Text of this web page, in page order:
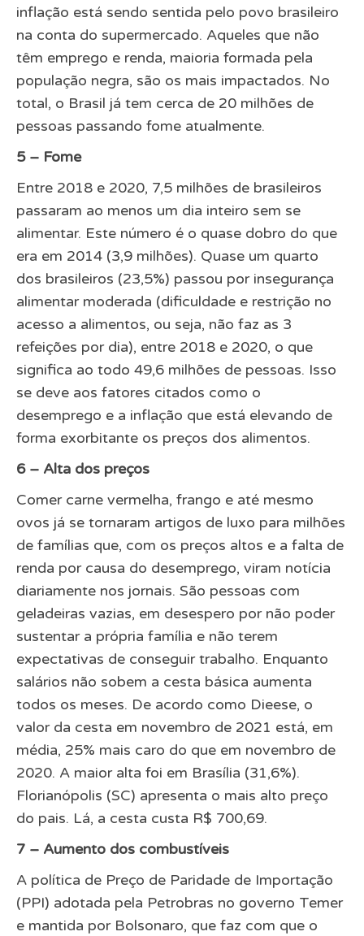
inflação está sendo sentida pelo povo brasileiro
na conta do supermercado. Aqueles que não
têm emprego e renda, maioria formada pela
população negra, são os mais impactados. No
total, o Brasil já tem cerca de 20 milhões de
pessoas passando fome atualmente.
5 – Fome
Entre 2018 e 2020, 7,5 milhões de brasileiros
passaram ao menos um dia inteiro sem se
alimentar. Este número é o quase dobro do que
era em 2014 (3,9 milhões). Quase um quarto
dos brasileiros (23,5%) passou por insegurança
alimentar moderada (dificuldade e restrição no
acesso a alimentos, ou seja, não faz as 3
refeições por dia), entre 2018 e 2020, o que
significa ao todo 49,6 milhões de pessoas. Isso
se deve aos fatores citados como o
desemprego e a inflação que está elevando de
forma exorbitante os preços dos alimentos.
6 – Alta dos preços
Comer carne vermelha, frango e até mesmo
ovos já se tornaram artigos de luxo para milhões
de famílias que, com os preços altos e a falta de
renda por causa do desemprego, viram notícia
diariamente nos jornais. São pessoas com
geladeiras vazias, em desespero por não poder
sustentar a própria família e não terem
expectativas de conseguir trabalho. Enquanto
salários não sobem a cesta básica aumenta
todos os meses. De acordo como Dieese, o
valor da cesta em novembro de 2021 está, em
média, 25% mais caro do que em novembro de
2020. A maior alta foi em Brasília (31,6%).
Florianópolis (SC) apresenta o mais alto preço
do pais. Lá, a cesta custa R$ 700,69.
7 – Aumento dos combustíveis
A política de Preço de Paridade de Importação
(PPI) adotada pela Petrobras no governo Temer
e mantida por Bolsonaro, que faz com que o